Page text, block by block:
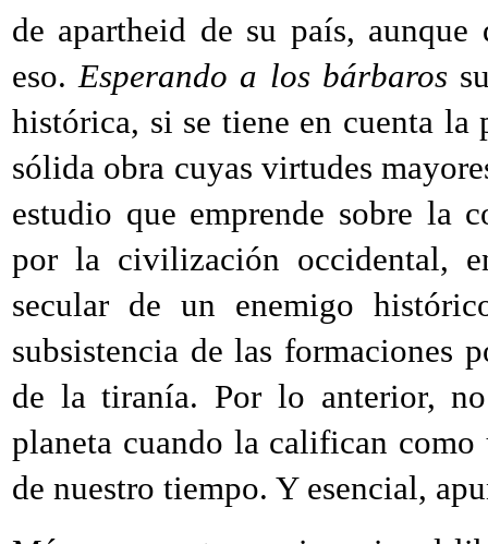
de apartheid de su país,
eso.Esperando a los bárbaros
histórica, si se tiene en cuenta la
sólida obra cuyas virtudes
estudio que emprende sobre la
por la civilización occidental,
secular de un enemigo
subsistencia de las formaciones
de la tiranía. Por lo anterior,
planeta cuando la califican como
de nuestro tiempo. Y esencial,